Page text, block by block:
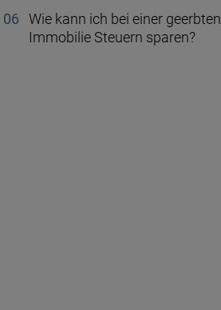
Wie kann ich bei einer geerbten
Immobilie Steuern sparen?